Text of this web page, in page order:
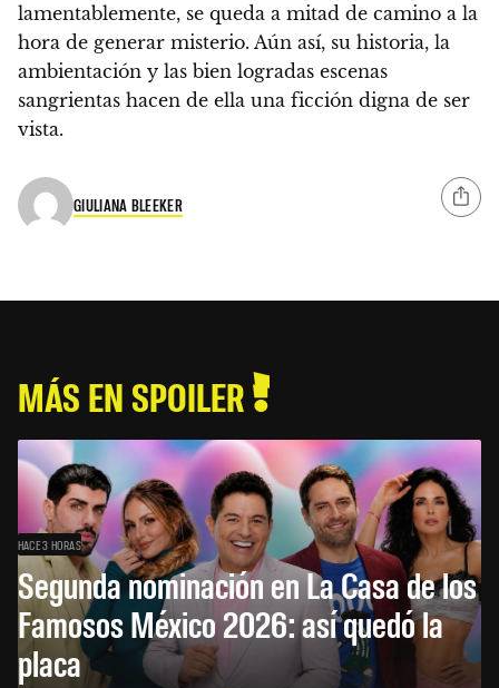
lamentablemente, se queda a mitad de camino a la
hora de generar misterio. Aún así, su historia, la
ambientación y las bien logradas escenas
sangrientas hacen de ella una ficción digna de ser
vista.
GIULIANA BLEEKER
MÁS EN SPOILER
HACE 3 HORAS
Segunda nominación en La Casa de los
Famosos México 2026: así quedó la
placa